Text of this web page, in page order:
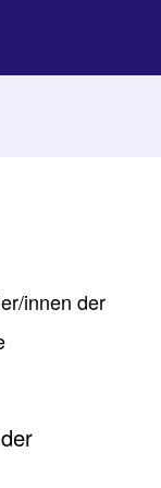
innen der